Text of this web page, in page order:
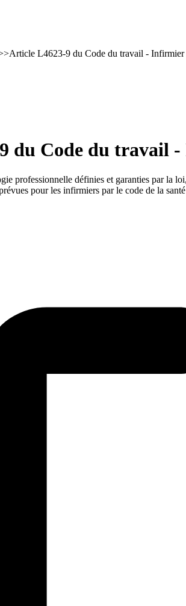
>Article L4623-9 du Code du travail - Infirmier
du Code du travail
professionnelle définies et garanties par la
pour les infirmiers par le code de la